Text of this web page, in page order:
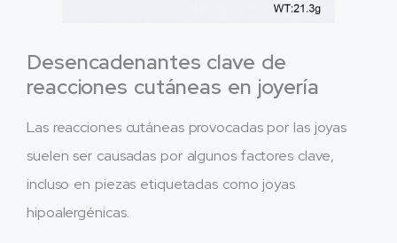
Desencadenantes clave de
reacciones cutáneas en joyería
Las reacciones cutáneas provocadas por las joyas
suelen ser causadas por algunos factores clave,
incluso en piezas etiquetadas como joyas
hipoalergénicas.